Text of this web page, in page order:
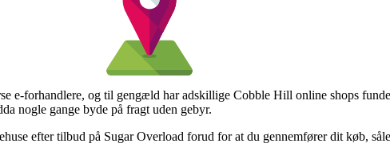
e-forhandlere, og til gengæld har adskillige Cobble Hill online shops
nogle gange byde på fragt uden gebyr.
efter tilbud på Sugar Overload forud for at du gennemfører dit køb,